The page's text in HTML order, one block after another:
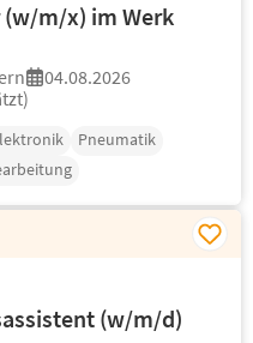
m/x) im Werk
04.08.2026
Pneumatik
(w/m/d)